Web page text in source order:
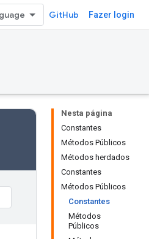
GitHub Fazer login
Nesta página
Constantes
Métodos Públicos
Métodos herdados
Constantes
Métodos Públicos
Constantes
Métodos
Públicos